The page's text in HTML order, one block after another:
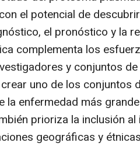
el potencial de
el pronóstico y la
complementa los
y conjuntos
uno de los conjuntos
enfermedad más
prioriza la inclusión
geográficas y